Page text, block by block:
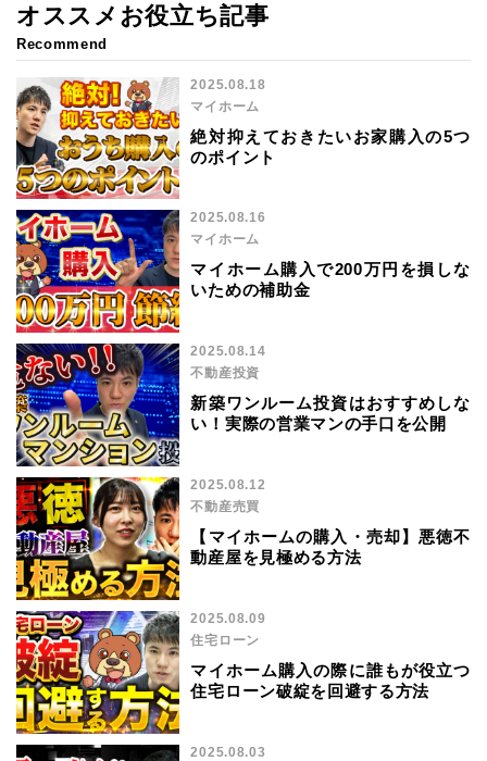
オススメお役立ち記事
Recommend
絶対抑えておきたいお家購入の5つ
のポイント
2025.08.18
マイホーム
マイホーム購入で200万円を損しな
いための補助金
2025.08.16
マイホーム
新築ワンルーム投資はおすすめしな
い！実際の営業マンの手口を公開
2025.08.14
不動産投資
【マイホームの購入・売却】悪徳不
動産屋を見極める方法
2025.08.12
不動産売買
マイホーム購入の際に誰もが役立つ
住宅ローン破綻を回避する方法
2025.08.09
住宅ローン
2025.08.03